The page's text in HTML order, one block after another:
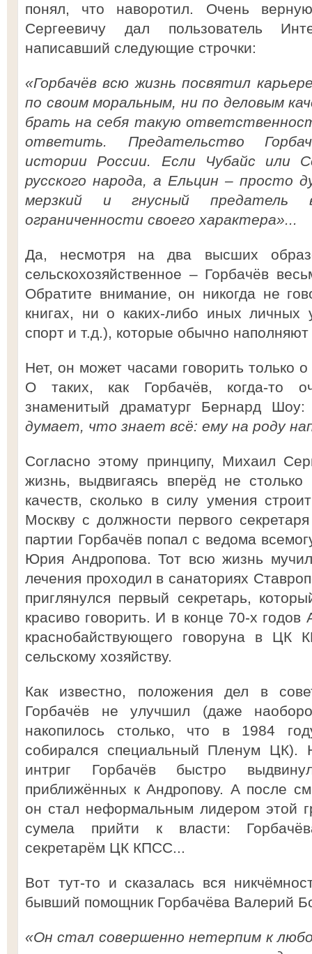
понял, что наворотил. Очень
Сергеевичу дал пользователь
написавший следующие строчки:
«Горбачёв всю жизнь посвятил
по своим моральным, ни по деловым
брать на себя такую
ответить. Предательство
истории России. Если Чубайс или
русского народа, а Ельцин – просто
мерзкий и гнусный
ограниченности своего характера»...
Да, несмотря на два высших
сельскохозяйственное – Горбачёв
Обратите внимание, он никогда не
книгах, ни о каких-либо иных личных
спорт и т.д.), которые обычно
Нет, он может часами говорить только
О таких, как Горбачёв, когда-то
знаменитый драматург Бернард
думает, что знает всё: ему на роду
Согласно этому принципу, Михаил
жизнь, выдвигаясь вперёд не
качеств, сколько в силу умения
Москву с должности первого
партии Горбачёв попал с ведома
Юрия Андропова. Тот всю жизнь
лечения проходил в санаториях
приглянулся первый секретарь,
красиво говорить. И в конце 70-х
краснобайствующего говоруна в ЦК
сельскому хозяйству.
Как известно, положения дел в
Горбачёв не улучшил (даже
накопилось столько, что в 1984
собирался специальный Пленум ЦК).
интриг Горбачёв быстро
приближённых к Андропову. А после
он стал неформальным лидером этой
сумела прийти к власти:
секретарём ЦК КПСС...
Вот тут-то и сказалась вся
бывший помощник Горбачёва Валерий
«Он стал совершенно нетерпим к